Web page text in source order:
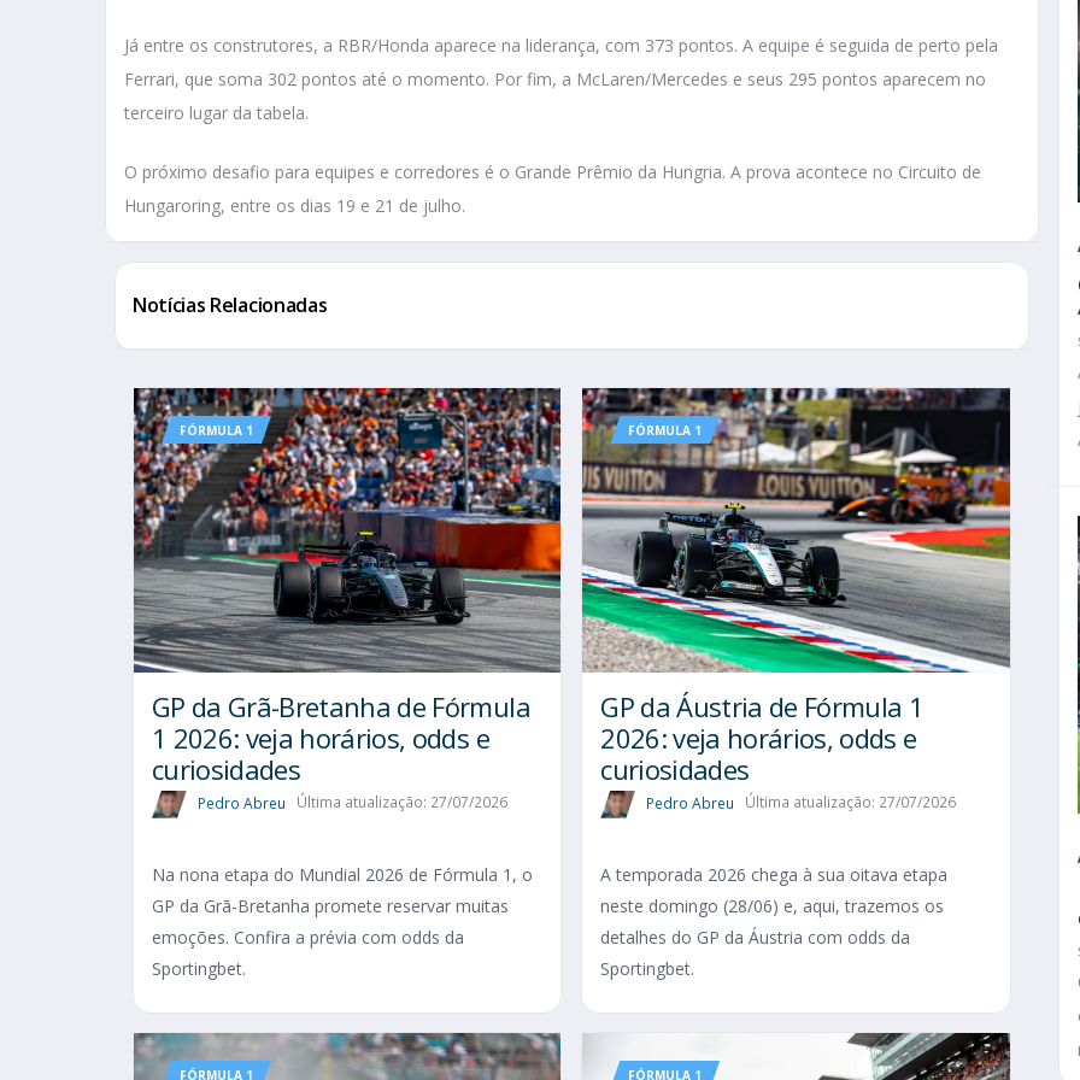
Já entre os construtores, a RBR/Honda aparece na liderança, com 373 pontos. A equipe é seguida de perto pela
Ferrari, que soma 302 pontos até o momento. Por fim, a McLaren/Mercedes e seus 295 pontos aparecem no
terceiro lugar da tabela.
O próximo desafio para equipes e corredores é o Grande Prêmio da Hungria. A prova acontece no Circuito de
Hungaroring, entre os dias 19 e 21 de julho.
Notícias Relacionadas
FÓRMULA 1
GP da Grã-Bretanha de Fórmula
1 2026: veja horários, odds e
curiosidades
Pedro Abreu Última atualização: 27/07/2026
Na nona etapa do Mundial 2026 de Fórmula 1, o
GP da Grã-Bretanha promete reservar muitas
emoções. Confira a prévia com odds da
Sportingbet.
FÓRMULA 1
GP da Áustria de Fórmula 1
2026: veja horários, odds e
curiosidades
Pedro Abreu Última atualização: 27/07/2026
A temporada 2026 chega à sua oitava etapa
neste domingo (28/06) e, aqui, trazemos os
detalhes do GP da Áustria com odds da
Sportingbet.
FÓRMULA 1 FÓRMULA 1